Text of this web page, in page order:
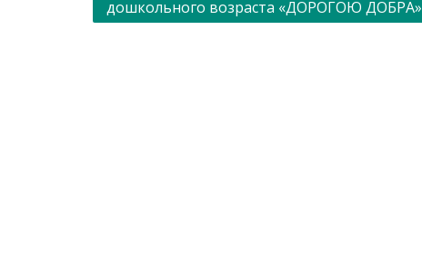
записям
дошкольного возраста «ДОРОГОЮ ДОБРА»